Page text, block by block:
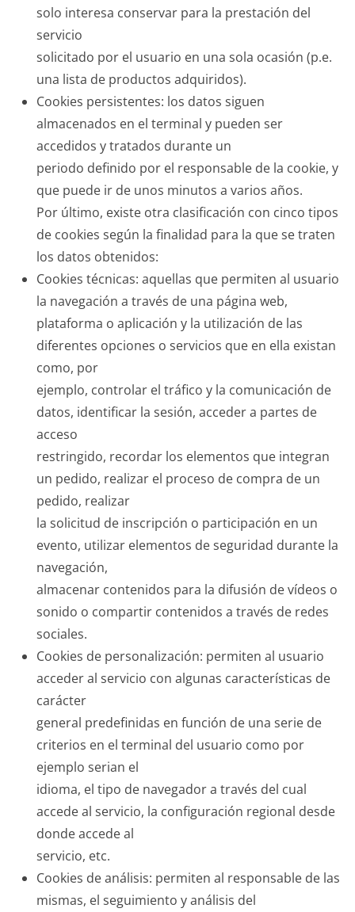
solo interesa conservar para la prestación del
servicio
solicitado por el usuario en una sola ocasión (p.e.
una lista de productos adquiridos).
Cookies persistentes: los datos siguen
almacenados en el terminal y pueden ser
accedidos y tratados durante un
periodo definido por el responsable de la cookie, y
que puede ir de unos minutos a varios años.
Por último, existe otra clasificación con cinco tipos
de cookies según la finalidad para la que se traten
los datos obtenidos:
Cookies técnicas: aquellas que permiten al usuario
la navegación a través de una página web,
plataforma o aplicación y la utilización de las
diferentes opciones o servicios que en ella existan
como, por
ejemplo, controlar el tráfico y la comunicación de
datos, identificar la sesión, acceder a partes de
acceso
restringido, recordar los elementos que integran
un pedido, realizar el proceso de compra de un
pedido, realizar
la solicitud de inscripción o participación en un
evento, utilizar elementos de seguridad durante la
navegación,
almacenar contenidos para la difusión de vídeos o
sonido o compartir contenidos a través de redes
sociales.
Cookies de personalización: permiten al usuario
acceder al servicio con algunas características de
carácter
general predefinidas en función de una serie de
criterios en el terminal del usuario como por
ejemplo serian el
idioma, el tipo de navegador a través del cual
accede al servicio, la configuración regional desde
donde accede al
servicio, etc.
Cookies de análisis: permiten al responsable de las
mismas, el seguimiento y análisis del